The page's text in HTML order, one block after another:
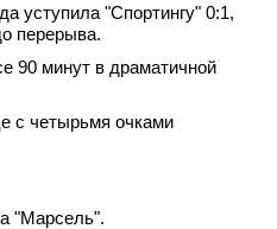
уступила "Спортингу" 0:1,
перерыва.
90 минут в драматичной
с четырьмя очками
"Марсель".